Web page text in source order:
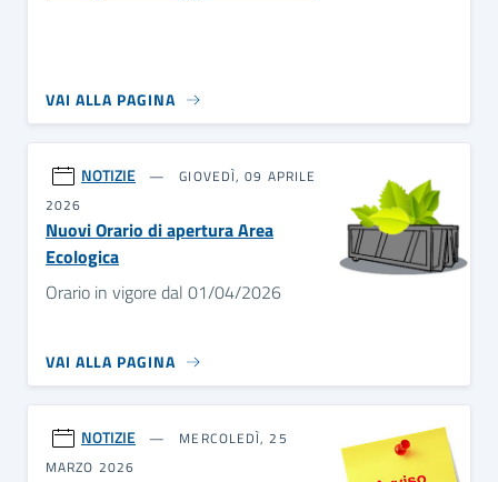
VAI ALLA PAGINA
NOTIZIE
GIOVEDÌ, 09 APRILE
2026
Nuovi Orario di apertura Area
Ecologica
Orario in vigore dal 01/04/2026
VAI ALLA PAGINA
NOTIZIE
MERCOLEDÌ, 25
MARZO 2026